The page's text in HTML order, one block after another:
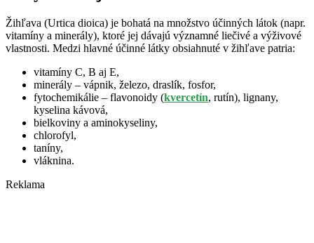
Žihľava (Urtica dioica) je bohatá na množstvo účinných látok (napr.
vitamíny a minerály), ktoré jej dávajú významné liečivé a výživové
vlastnosti. Medzi hlavné účinné látky obsiahnuté v žihľave patria:
vitamíny C, B aj E,
minerály – vápnik, železo, draslík, fosfor,
fytochemikálie – flavonoidy (kvercetín, rutín), lignany,
kyselina kávová,
bielkoviny a aminokyseliny,
chlorofyl,
taníny,
vláknina.
Reklama